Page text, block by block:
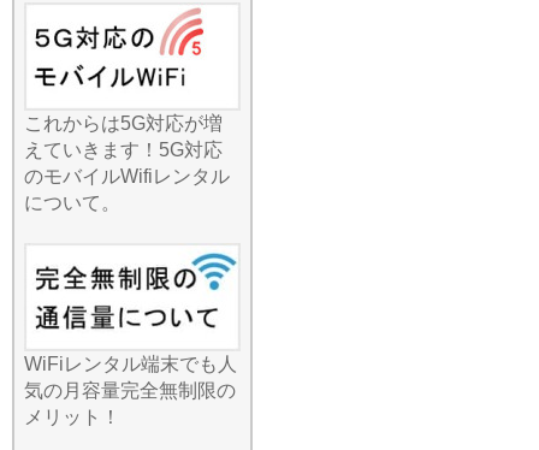
がハッピーに。一台で家
中、あるいはグループ全員
をカバーできるパワフルな
通信機能を、ぜひあなたの
お出かけにお役立てくださ
い。
2026.7.1
便利でお手軽な国内レンタ
ルWi-Fiですが、選ぶプラン
によって満足度は大きく変
わります。みんなのWi-Fiで
は、一日単位の短期利用か
ら、一ヶ月以上の長期利用
まで、お客様のニーズに合
わせた多種多様なプランを
取り揃えております。「動
画をたくさん見たい」
これからは5G対応が増
えていきます！5G対応
のモバイルWifiレンタル
について。
WiFiレンタル端末でも人
気の月容量完全無制限の
メリット！